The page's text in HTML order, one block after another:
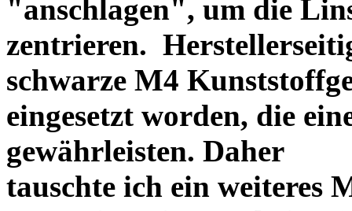
"anschlagen", um die
zentrieren.
schwarze M4
eingesetzt worden, die
gewährleisten. Daher
tauschte ich ein weiteres